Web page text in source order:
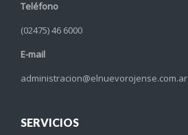
Teléfono
(02475) 46 6000
E-mail
administracion@elnuevorojense.com.ar
SERVICIOS